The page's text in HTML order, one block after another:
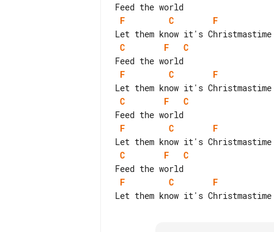
F
C F
C
F
C
F
C F
C
F
C
F
C F
C
F
C
F
C F